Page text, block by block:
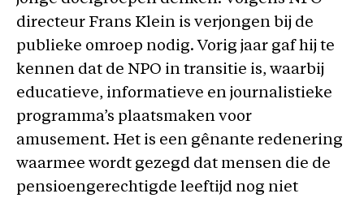
directeur Frans Klein is verjongen bij de
publieke omroep nodig. Vorig jaar gaf hij te
kennen dat de NPO in transitie is, waarbij
educatieve, informatieve en journalistieke
programma’s plaatsmaken voor
amusement. Het is een gênante redenering
waarmee wordt gezegd dat mensen die de
pensioengerechtigde leeftijd nog niet